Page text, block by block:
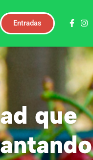
Entradas
que